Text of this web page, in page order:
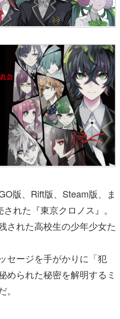
版、Rift版、Steam版、ま
れた『東京クロノス』。
された高校生の少年少女た
セージを手がかりに「犯
められた秘密を解明するミ